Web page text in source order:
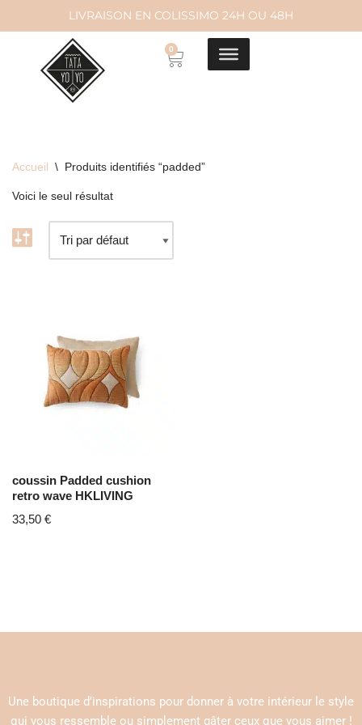
contenu
LIVRAISON EN COLISSIMO 24H OU 48H
0
Accueil \ Produits identifiés “padded”
Voici le seul résultat
coussin Padded cushion
retro wave HKLIVING
33,50 €
Une boutique d’inspirations pour donner à votre intérieur le style
qui vous ressemble ou simplement gâter ceux que vous aimer !